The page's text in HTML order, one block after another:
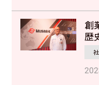
創
歴